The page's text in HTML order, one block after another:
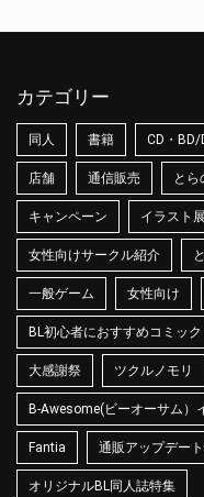
カテゴリー
同人 書籍 CD・BD/
店舗 通信販売 とら
キャンペーン イラスト展
女性向けサークル紹介
一般ゲーム 女性向け
BL初心者におすすめコミック
大感謝祭 ツクルノモリ
B-Awesome(ビーオーサム）
Fantia 通販アップデー
オリジナルBL同人誌特集